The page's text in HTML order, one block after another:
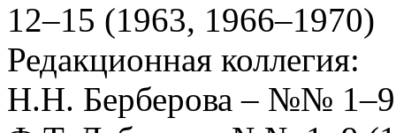
12–15 (1963, 1966–1970)
Редакционная коллегия:
Н.Н. Берберова – №№